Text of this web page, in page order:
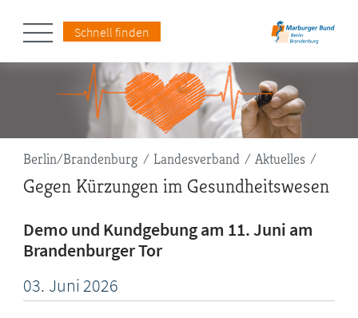
Schnell finden
Pfadnavigation
Berlin/Brandenburg Landesverband Aktuelles
Gegen Kürzungen im Gesundheitswesen
Demo und Kundgebung am 11. Juni am
Brandenburger Tor
03. Juni2026